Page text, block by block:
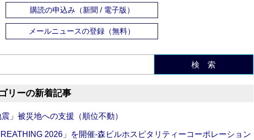
購読の申込み（新聞 / 電子版）
メールニュースの登録（無料）
検 索
リーの新着記事
」被災地への支援（順位不動）
2026」を開催‐森ビルホスピタリティーコーポレーション